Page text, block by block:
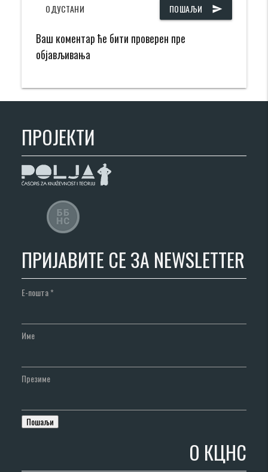
ПОШАЉИ send
ОДУСТАНИ
Ваш коментар ће бити проверен пре
објављивања
ПРОЈЕКТИ
ПРИЈАВИТЕ СЕ ЗА NEWSLETTER
Е-пошта*
Име
Презиме
О КЦНС